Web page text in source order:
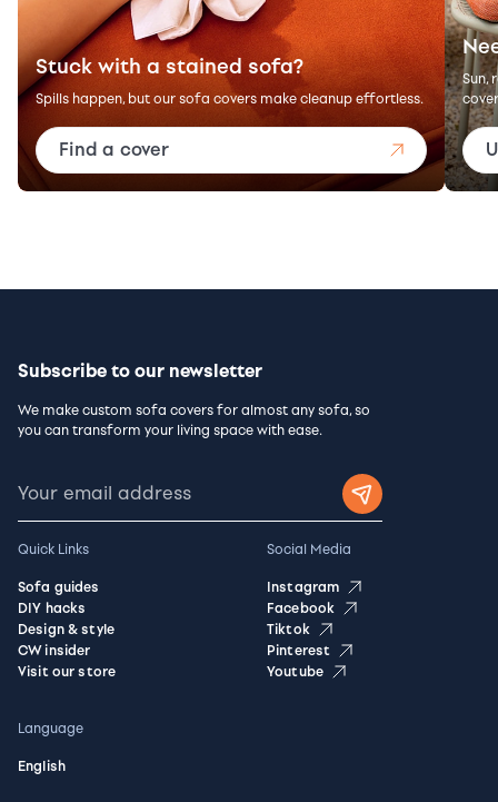
Stuck with a stained sofa?
Spills happen, but our sofa covers make cleanup effortless.
Find a cover
Sun,
Subscribe to our newsletter
We make custom sofa covers for almost any sofa, so
you can transform your living space with ease.
Quick Links
Sofa guides
DIY hacks
Design & style
CW insider
Visit our store
Social Media
Instagram
Facebook
Tiktok
Pinterest
Youtube
Language
English